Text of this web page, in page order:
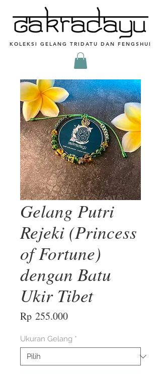
KOLEKSI GELANG TRIDATU DAN FENGSHUI
Gelang Putri
Rejeki (Princess
of Fortune)
dengan Batu
Ukir Tibet
Rp 255.000Harga
Ukuran Gelang *